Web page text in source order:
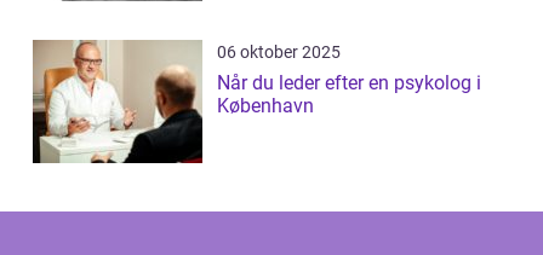
06 oktober 2025
Når du leder efter en psykolog i
København